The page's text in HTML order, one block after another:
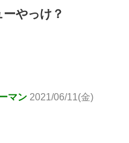
やっけ？
マン 2021/06/11(金)